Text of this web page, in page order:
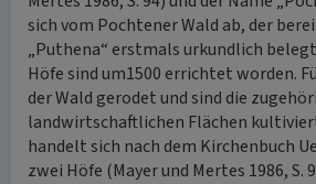
sich vom Pochtener Wald ab, der
„Puthena“ erstmals urkundlich
Höfe sind um1500 errichtet worden.
der Wald gerodet und sind die
landwirtschaftlichen Flächen
handelt sich nach dem Kirchenbuch
zwei Höfe (Mayer und Mertes 1986, S.